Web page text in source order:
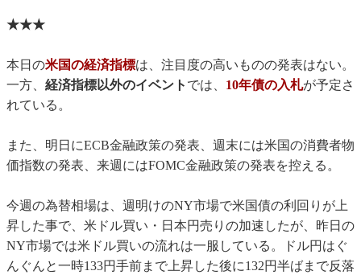
★★★
本日の米国の経済指標は、注目度の高いものの発表はない。
一方、 経済指標以外のイベント では、 10年債の入札が予定さ
れている。
また、明日にECB金融政策の発表、週末には米国の消費者物
価指数の発表、来週にはFOMC金融政策の発表を控える。
今週の為替相場は、週明けのNY市場で米国債の利回りが上
昇した事で、米ドル買い・日本円売りの加速したが、昨日の
NY市場では米ドル買いの流れは一服している。ドル円はぐ
んぐんと一時133円手前まで上昇した後に132円半ばまで反落